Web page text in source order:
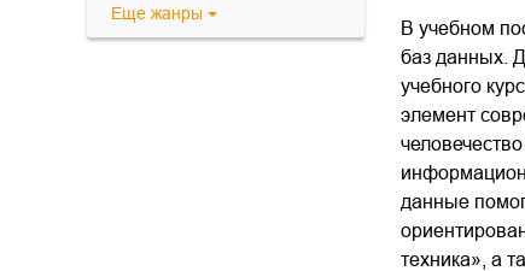
Еще жанры
В учебном
баз данных.
учебного
элемент
данные
техника», а